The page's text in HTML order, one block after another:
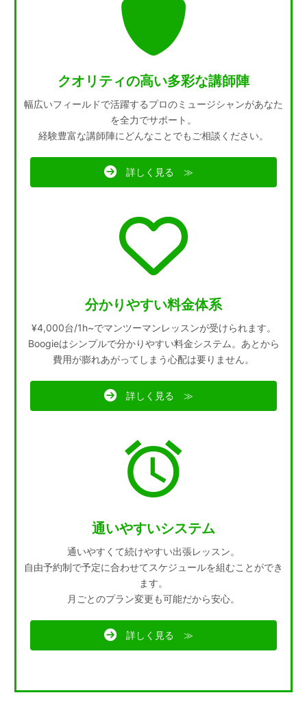
クオリティの高い多彩な講師陣
幅広いフィールドで活躍するプロのミュージシャンがあなた
を全力でサポート。
経験豊富な講師陣にどんなことでもご相談ください。
詳しく見る ≫
分かりやすい料金体系
¥4,000台/1h~でマンツーマンレッスンが受けられます。
Boogieはシンプルで分かりやすい料金システム。あとから
費用が膨れあがってしまう心配は要りません。
詳しく見る ≫
通いやすいシステム
通いやすくて続けやすい出張レッスン。
自由予約制で予定に合わせてスケジュールを組むことができ
ます。
月ごとのプラン変更も可能だから安心。
詳しく見る ≫